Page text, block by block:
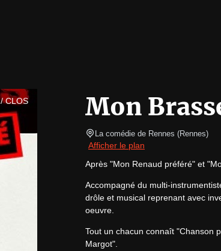
CLOS Mon
La comédie de Rennes (Rennes)
Afficher le plan
Après "Mon Renaud préféré" et
Accompagné du multi-
drôle et musical reprenant avec
oeuvre.
Tout un chacun connaît "Chanson
Margot".